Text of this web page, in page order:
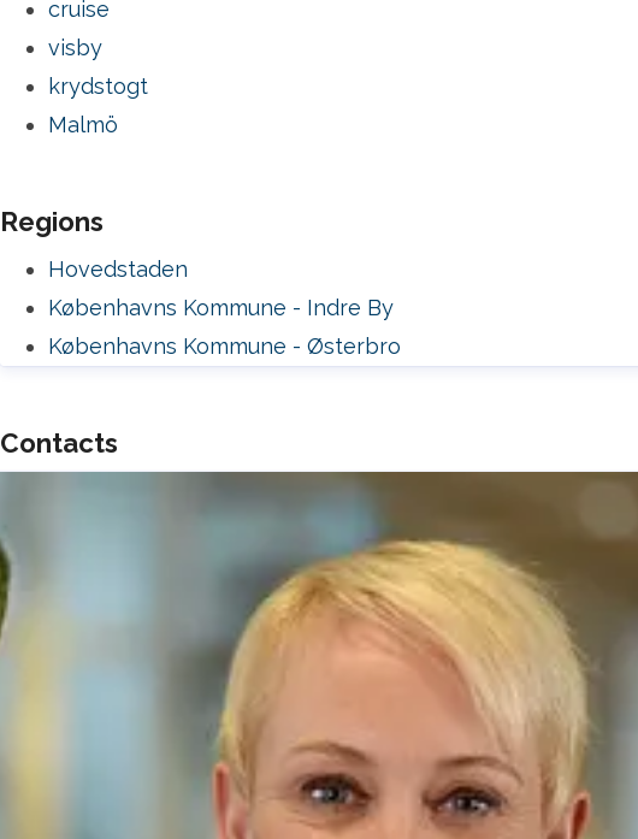
cruise
visby
krydstogt
Malmö
Regions
Hovedstaden
Københavns Kommune - Indre By
Københavns Kommune - Østerbro
Contacts